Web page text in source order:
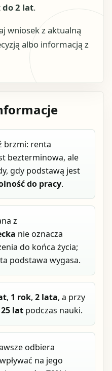
do 2 lat.
wniosek z aktualną
albo informacją z
brzmi: renta
bezterminowa, ale
gdy podstawą jest
do pracy.
z
nie oznacza
do końca życia;
podstawa wygasa.
, 1 rok,2 lata, a przy
25 lat podczas nauki.
odbiera
na jego